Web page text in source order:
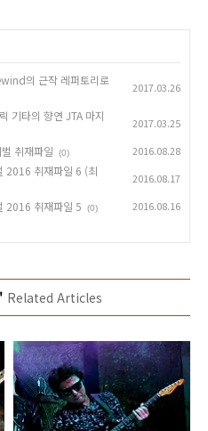
의 근작 레퍼토리로
2017.03.26
기타의 향연 JTA 마지
2017.03.25
취재파일 (0) 2016.08.28
2016 취재파일 6 (최
2016.08.17
2016 취재파일 5 (0) 2016.08.16
Related Articles